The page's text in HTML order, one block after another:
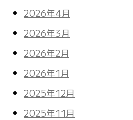
2026年4月
2026年3月
2026年2月
2026年1月
2025年12月
2025年11月